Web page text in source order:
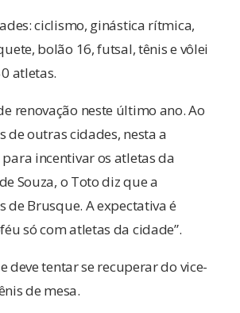
ciclismo, ginástica rítmica,
bolão 16, futsal, tênis e vôlei
atletas.
renovação neste último ano. Ao
outras cidades, nesta a
incentivar os atletas da
Souza, o Toto diz que a
de Brusque. A expectativa é
só com atletas da cidade”.
deve tentar se recuperar do vice-
de mesa.